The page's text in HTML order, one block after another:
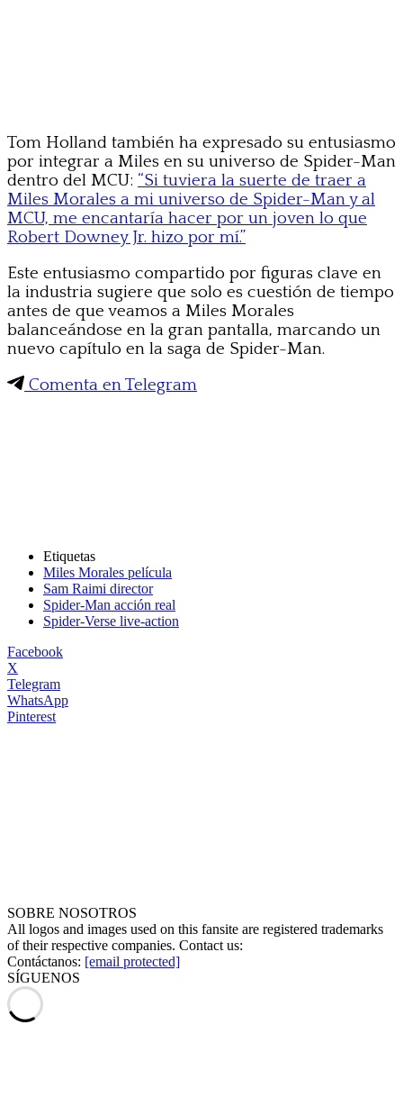
Tom Holland también ha expresado su entusiasmo
por integrar a Miles en su universo de Spider-Man
dentro del MCU: “Si tuviera la suerte de traer a
Miles Morales a mi universo de Spider-Man y al
MCU, me encantaría hacer por un joven lo que
Robert Downey Jr. hizo por mí.”
Este entusiasmo compartido por figuras clave en
la industria sugiere que solo es cuestión de tiempo
antes de que veamos a Miles Morales
balanceándose en la gran pantalla, marcando un
nuevo capítulo en la saga de Spider-Man.
Comenta en Telegram
Etiquetas
Miles Morales película
Sam Raimi director
Spider-Man acción real
Spider-Verse live-action
Facebook
X
Telegram
WhatsApp
Pinterest
SOBRE NOSOTROS
All logos and images used on this fansite are registered trademarks
of their respective companies. Contact us:
Contáctanos: [email protected]
SÍGUENOS